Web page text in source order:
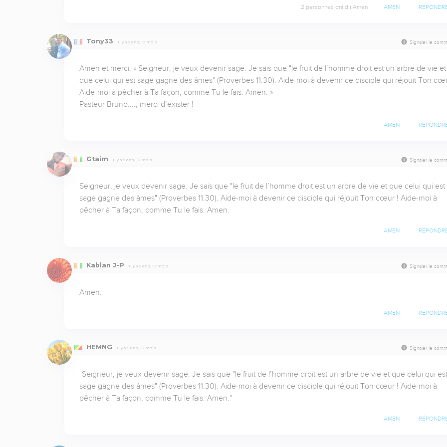
2 personnes ont dit Amen AMEN
Tony33 Il y a 5 ans, 10 mois Signaler le
Amen et merci. « Seigneur, je veux devenir sage. Je sais que "le fruit de l’homme droit est un arbre de vie et
que celui qui est sage gagne des âmes" (Proverbes 11.30). Aide-moi à devenir ce disciple qui réjouit Ton
Aide-moi à pêcher à Ta façon, comme Tu le fais. Amen. »
Pasteur Bruno...., merci d’exister !
AMEN
Gtaim Il y a 5 ans, 10 mois Signaler le
Seigneur, je veux devenir sage. Je sais que "le fruit de l’homme droit est un arbre de vie et que celui qui est
sage gagne des âmes" (Proverbes 11.30). Aide-moi à devenir ce disciple qui réjouit Ton cœur ! Aide-moi à
pêcher à Ta façon, comme Tu le fais. Amen.
AMEN
Kablan J-P Il y a 5 ans, 10 mois Signaler le
Amen.
AMEN
HEMNG Il y a 5 ans, 10 mois Signaler le
"Seigneur, je veux devenir sage. Je sais que "le fruit de l’homme droit est un arbre de vie et que celui qui est
sage gagne des âmes" (Proverbes 11.30). Aide-moi à devenir ce disciple qui réjouit Ton cœur ! Aide-moi à
pêcher à Ta façon, comme Tu le fais. Amen."
AMEN